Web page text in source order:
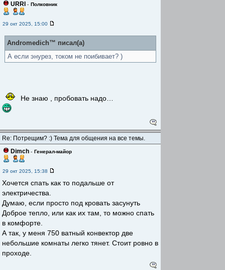
URRI - Полковник
29 окт 2025, 15:00
Andromedich™ писал(а)
А если энурез, током не поибивает? )
Не знаю , пробовать надо…
Re: Потрещим? :) Тема для общения на все темы.
Dimch - Генерал-майор
29 окт 2025, 15:38
Хочется спать как то подальше от
электричества.
Думаю, если просто под кровать засунуть
Доброе тепло, или как их там, то можно спать
в комфорте.
А так, у меня 750 ватный конвектор две
небольшие комнаты легко тянет. Стоит ровно в
проходе.